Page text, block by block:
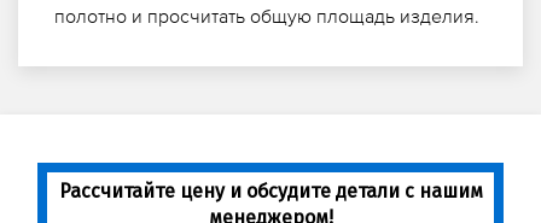
полотно и просчитать общую площадь изделия.
Рассчитайте цену и обсудите детали с нашим
менеджером!